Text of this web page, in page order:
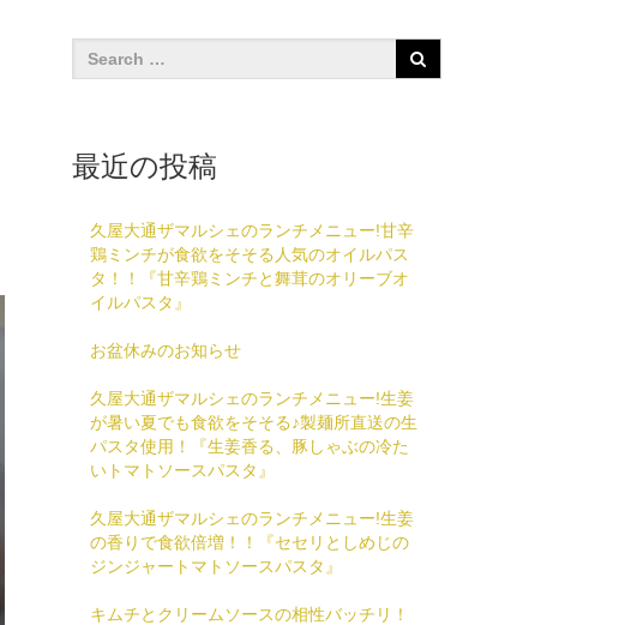
最近の投稿
久屋大通ザマルシェのランチメニュー!甘辛
鶏ミンチが食欲をそそる人気のオイルパス
タ！！『甘辛鶏ミンチと舞茸のオリーブオ
イルパスタ』
お盆休みのお知らせ
久屋大通ザマルシェのランチメニュー!生姜
が暑い夏でも食欲をそそる♪製麺所直送の生
パスタ使用！『生姜香る、豚しゃぶの冷た
いトマトソースパスタ』
久屋大通ザマルシェのランチメニュー!生姜
の香りで食欲倍増！！『セセリとしめじの
ジンジャートマトソースパスタ』
キムチとクリームソースの相性バッチリ！